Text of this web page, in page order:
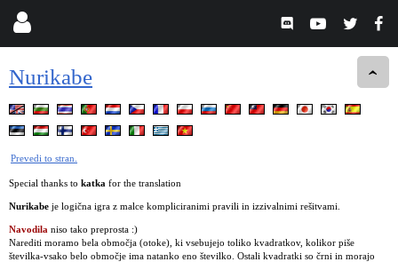
Nurikabe
Prevedi to stran.
Special thanks to katka for the translation
Nurikabe je logična igra z malce kompliciranimi pravili in izzivalnimi rešitvami.
Navodila niso tako preprosta :)
Narediti moramo bela območja (otoke), ki vsebujejo toliko kvadratkov, kolikor piše
številka-vsako belo območje ima natanko eno številko. Ostali kvadratki so črni in morajo